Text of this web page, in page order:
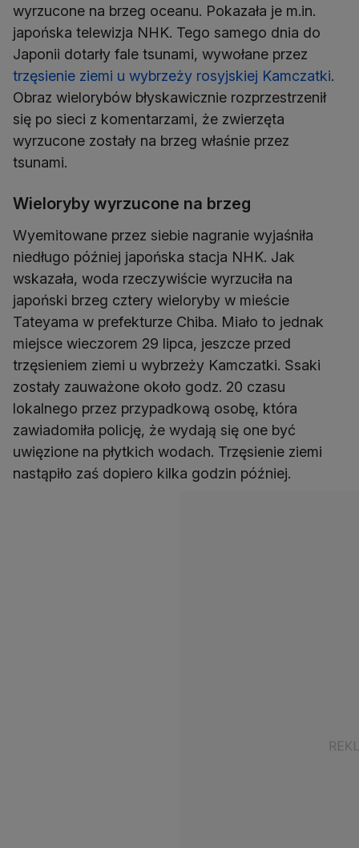
wyrzucone na brzeg oceanu. Pokazała je m.in.
japońska telewizja NHK. Tego samego dnia do
Japonii dotarły fale tsunami, wywołane przez
trzęsienie ziemi u wybrzeży rosyjskiej Kamczatki.
Obraz wielorybów błyskawicznie rozprzestrzenił
się po sieci z komentarzami, że zwierzęta
wyrzucone zostały na brzeg właśnie przez
tsunami.
Wieloryby wyrzucone na brzeg
Wyemitowane przez siebie nagranie wyjaśniła
niedługo później japońska stacja NHK. Jak
wskazała, woda rzeczywiście wyrzuciła na
japoński brzeg cztery wieloryby w mieście
Tateyama w prefekturze Chiba. Miało to jednak
miejsce wieczorem 29 lipca, jeszcze przed
trzęsieniem ziemi u wybrzeży Kamczatki. Ssaki
zostały zauważone około godz. 20 czasu
lokalnego przez przypadkową osobę, która
zawiadomiła policję, że wydają się one być
uwięzione na płytkich wodach. Trzęsienie ziemi
nastąpiło zaś dopiero kilka godzin później.